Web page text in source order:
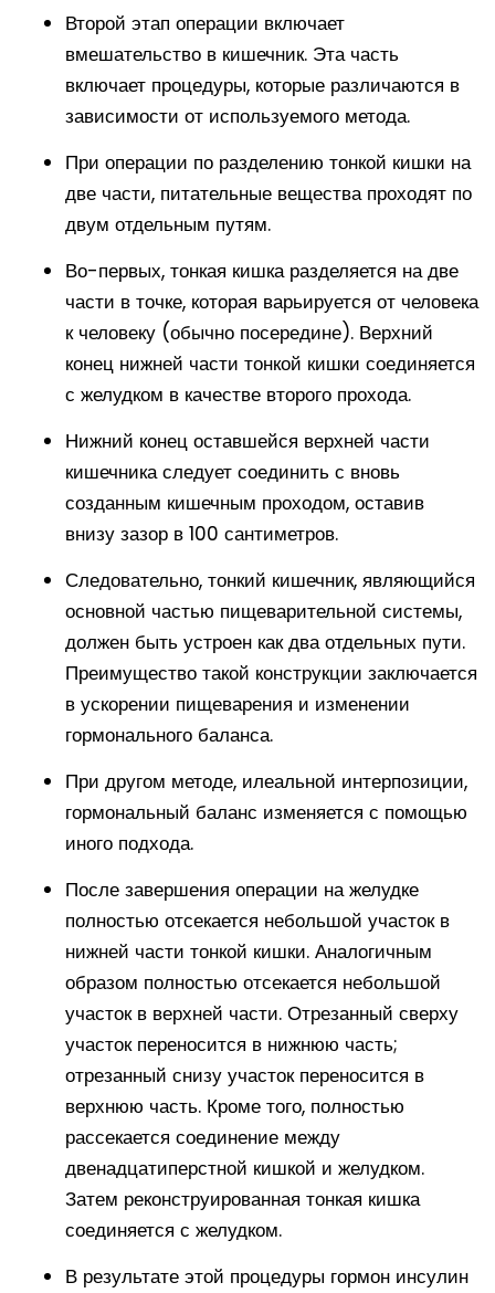
Второй этап операции включает
вмешательство в кишечник. Эта часть
включает процедуры, которые различаются в
зависимости от используемого метода.
При операции по разделению тонкой кишки на
две части, питательные вещества проходят по
двум отдельным путям.
Во-первых, тонкая кишка разделяется на две
части в точке, которая варьируется от человека
к человеку (обычно посередине). Верхний
конец нижней части тонкой кишки соединяется
с желудком в качестве второго прохода.
Нижний конец оставшейся верхней части
кишечника следует соединить с вновь
созданным кишечным проходом, оставив
внизу зазор в 100 сантиметров.
Следовательно, тонкий кишечник, являющийся
основной частью пищеварительной системы,
должен быть устроен как два отдельных пути.
Преимущество такой конструкции заключается
в ускорении пищеварения и изменении
гормонального баланса.
При другом методе, илеальной интерпозиции,
гормональный баланс изменяется с помощью
иного подхода.
После завершения операции на желудке
полностью отсекается небольшой участок в
нижней части тонкой кишки. Аналогичным
образом полностью отсекается небольшой
участок в верхней части. Отрезанный сверху
участок переносится в нижнюю часть;
отрезанный снизу участок переносится в
верхнюю часть. Кроме того, полностью
рассекается соединение между
двенадцатиперстной кишкой и желудком.
Затем реконструированная тонкая кишка
соединяется с желудком.
В результате этой процедуры гормон инсулин